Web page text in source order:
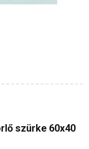
szürke 60x40